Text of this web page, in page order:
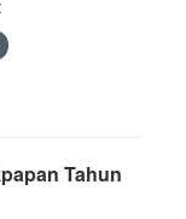
Tahun